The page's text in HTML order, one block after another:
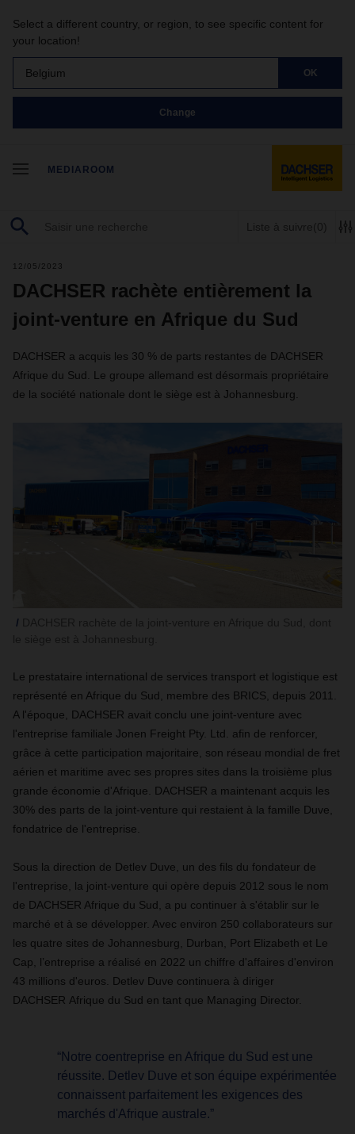
Select a different country, or region, to see specific content for
your location!
Belgium OK
Change
MEDIAROOM
Liste à suivre(0)
12/05/2023
DACHSER rachète entièrement la
joint-venture en Afrique du Sud
DACHSER a acquis les 30 % de parts restantes de DACHSER
Afrique du Sud. Le groupe allemand est désormais propriétaire
de la société nationale dont le siège est à Johannesburg.
Le prestataire international de services transport et logistique est
représenté en Afrique du Sud, membre des BRICS, depuis 2011.
A l'époque, DACHSER avait conclu une joint-venture avec
l'entreprise familiale Jonen Freight Pty. Ltd. afin de renforcer,
grâce à cette participation majoritaire, son réseau mondial de fret
aérien et maritime avec ses propres sites dans la troisième plus
grande économie d'Afrique. DACHSER a maintenant acquis les
30% des parts de la joint-venture qui restaient à la famille Duve,
fondatrice de l'entreprise.
Sous la direction de Detlev Duve, un des fils du fondateur de
l'entreprise, la joint-venture qui opère depuis 2012 sous le nom
de DACHSER Afrique du Sud, a pu continuer à s'établir sur le
marché et à se développer. Avec environ 250 collaborateurs sur
les quatre sites de Johannesburg, Durban, Port Elizabeth et Le
Cap, l’entreprise a réalisé en 2022 un chiffre d'affaires d'environ
43 millions d'euros. Detlev Duve continuera à diriger
DACHSER Afrique du Sud en tant que Managing Director.
“Notre coentreprise en Afrique du Sud est une
réussite. Detlev Duve et son équipe expérimentée
connaissent parfaitement les exigences des
marchés d'Afrique australe.”